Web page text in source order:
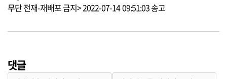
무단 전재-재배포 금지> 2022-07-14 09:51:03 송고
댓글